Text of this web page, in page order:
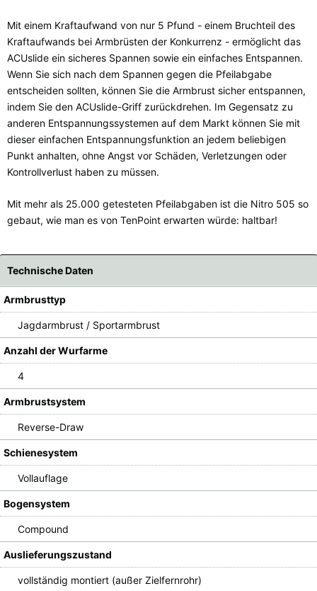
Mit einem Kraftaufwand von nur 5 Pfund - einem Bruchteil des
Kraftaufwands bei Armbrüsten der Konkurrenz - ermöglicht das
ACUslide ein sicheres Spannen sowie ein einfaches Entspannen.
Wenn Sie sich nach dem Spannen gegen die Pfeilabgabe
entscheiden sollten, können Sie die Armbrust sicher entspannen,
indem Sie den ACUslide-Griff zurückdrehen. Im Gegensatz zu
anderen Entspannungssystemen auf dem Markt können Sie mit
dieser einfachen Entspannungsfunktion an jedem beliebigen
Punkt anhalten, ohne Angst vor Schäden, Verletzungen oder
Kontrollverlust haben zu müssen.
Mit mehr als 25.000 getesteten Pfeilabgaben ist die Nitro 505 so
gebaut, wie man es von TenPoint erwarten würde: haltbar!
Technische Daten
Armbrusttyp
Jagdarmbrust / Sportarmbrust
Anzahl der Wurfarme
4
Armbrustsystem
Reverse-Draw
Schienesystem
Vollauflage
Bogensystem
Compound
Auslieferungszustand
vollständig montiert (außer Zielfernrohr)